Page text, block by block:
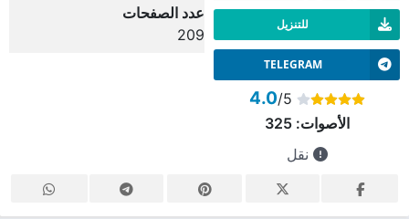
للتنزيل
TELEGRAM
4.0/5
الأصوات:325
نقل
عدد الصفحات
209